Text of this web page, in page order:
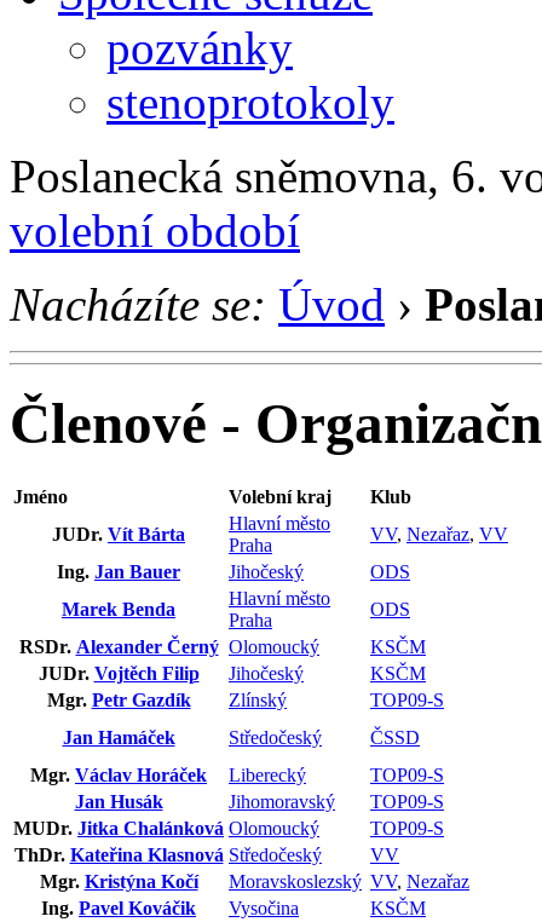
pozvánky
stenoprotokoly
Poslanecká sněmovna, 6.
volební období
Nacházíte se: Úvod ›
Členové -
Jméno Volební kraj
Klub
JUDr. Vít Bárta
Hlavní město
Praha
VV, Nezařaz, VV
Ing. Jan Bauer Jihočeský
ODS
Marek Benda
Hlavní město
Praha
ODS
RSDr. Alexander Černý Olomoucký
KSČM
JUDr. Vojtěch Filip Jihočeský
KSČM
Mgr. Petr Gazdík Zlínský
TOP09-S
Jan Hamáček
Středočeský
ČSSD
Mgr. Václav Horáček Liberecký
TOP09-S
Jan Husák
Jihomoravský
TOP09-S
MUDr. Jitka Chalánková Olomoucký
TOP09-S
ThDr. Kateřina Klasnová Středočeský
VV
Mgr. Kristýna Kočí Moravskoslezský VV, Nezařaz
Ing. Pavel Kováčik Vysočina
KSČM